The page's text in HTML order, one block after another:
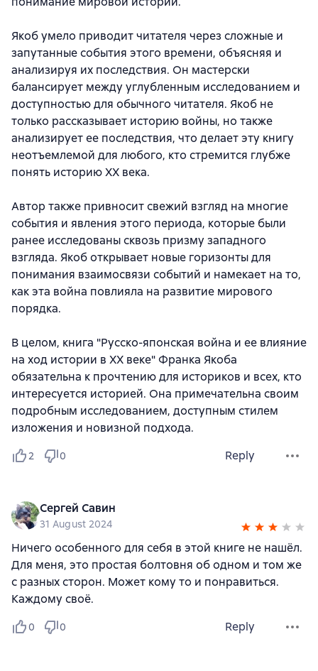
Якоб умело приводит читателя через сложные и
запутанные события этого времени, объясняя и
анализируя их последствия. Он мастерски
балансирует между углубленным исследованием и
доступностью для обычного читателя. Якоб не
только рассказывает историю войны, но также
анализирует ее последствия, что делает эту книгу
неотъемлемой для любого, кто стремится глубже
понять историю XX века.
Автор также привносит свежий взгляд на многие
события и явления этого периода, которые были
ранее исследованы сквозь призму западного
взгляда. Якоб открывает новые горизонты для
понимания взаимосвязи событий и намекает на то,
как эта война повлияла на развитие мирового
порядка.
В целом, книга "Русско-японская война и ее влияние
на ход истории в XX веке" Франка Якоба
обязательна к прочтению для историков и всех, кто
интересуется историей. Она примечательна своим
подробным исследованием, доступным стилем
изложения и новизной подхода.
2 0 Reply
Сергей Савин
31 August 2024
Ничего особенного для себя в этой книге не нашёл.
Для меня, это простая болтовня об одном и том же
с разных сторон. Может кому то и понравиться.
Каждому своё.
0 0 Reply